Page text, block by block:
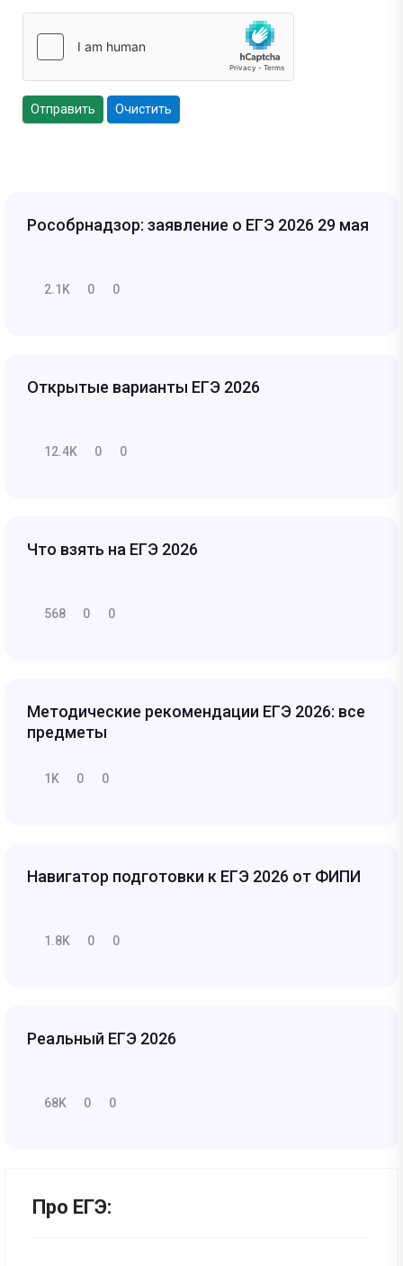
Отправить Очистить
Рособрнадзор: заявление о ЕГЭ 2026 29 мая
2.1K 0 0
Открытые варианты ЕГЭ 2026
12.4K 0 0
Что взять на ЕГЭ 2026
568 0 0
Методические рекомендации ЕГЭ 2026: все
предметы
1K 0 0
Навигатор подготовки к ЕГЭ 2026 от ФИПИ
1.8K 0 0
Реальный ЕГЭ 2026
68K 0 0
Про ЕГЭ: